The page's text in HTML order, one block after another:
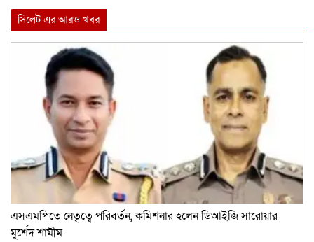
সিলেট এর আরও খবর
এসএমপিতে নেতৃত্বে পরিবর্তন, কমিশনার হলেন ডিআইজি সারোয়ার
মুর্শেদ শামীম